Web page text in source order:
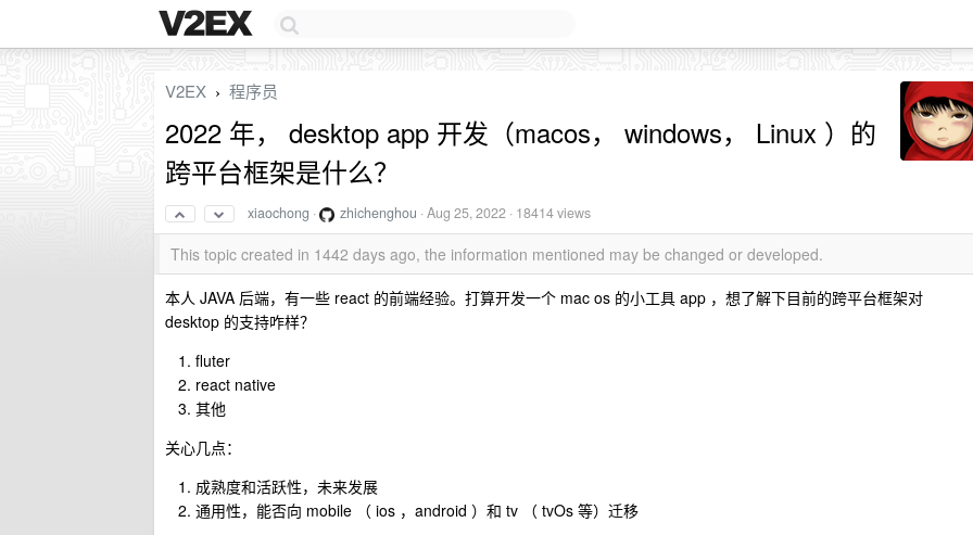
V2EX › 程序员
2022 年， desktop app 开发（macos， windows， Linux ）的
跨平台框架是什么？
xiaochong · zhichenghou ·Aug 25, 2022 · 18414 views
This topic created in 1442 days ago, the information mentioned may be changed or developed.
本人 JAVA 后端，有一些 react 的前端经验。打算开发一个 mac os 的小工具 app ，想了解下目前的跨平台框架对
desktop 的支持咋样？
fluter
react native
其他
关心几点：
成熟度和活跃性，未来发展
通用性，能否向 mobile （ ios ，android ）和 tv （ tvOs 等）迁移